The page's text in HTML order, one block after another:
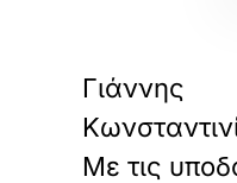
Γιάννης
Με τις